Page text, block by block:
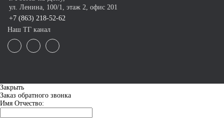
ул. Ленина, 100/1, этаж 2, офис 201
+7 (863) 218-52-62
Наш ТГ канал
Закрыть
Заказ обратного звонка
Имя Отчество: